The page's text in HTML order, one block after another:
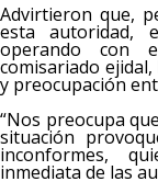
Advirtieron que,
esta autoridad,
operando con
comisariado
y preocupación
“Nos preocupa
situación
inconformes,
inmediata de las